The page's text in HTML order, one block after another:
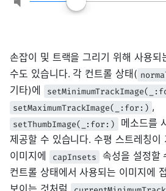
손잡이 및 트랙을 그리기 위해 사용되
수도 있습니다. 각 컨트롤 상태(
기타)에
setMaximumTrackImage(_:for:) ,
setThumbImage(_:for:)
메소드를
제공할 수 있습니다. 수평 스트레칭이
이미지에
capInsets
속성을 설정할
컨트롤 상태에서 사용되는 이미지에